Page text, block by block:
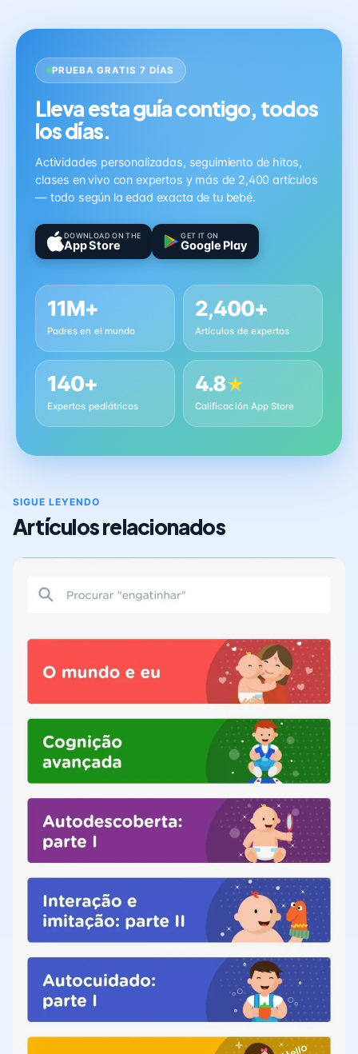
PRUEBA GRATIS 7 DÍAS
Lleva esta guía contigo, todos
los días.
Actividades personalizadas, seguimiento de hitos,
clases en vivo con expertos y más de 2,400 artículos
— todo según la edad exacta de tu bebé.
DOWNLOAD ON THE
App Store
GET IT ON
Google Play
11M+
Padres en el mundo
2,400+
Artículos de expertos
140+
Expertos pediátricos
4.8★
Calificación App Store
SIGUE LEYENDO
Artículos relacionados